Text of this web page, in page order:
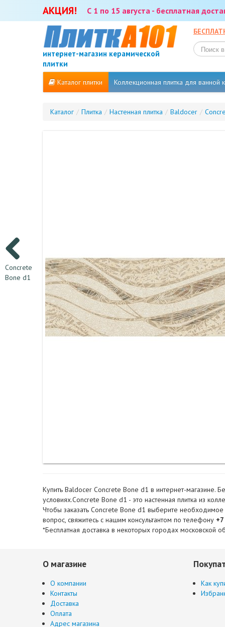
АКЦИЯ! С 1 по 15 августа - бесплатная
интернет-магазин керамической
плитки
Каталог плитки Коллекционная плитка для ванной
Каталог / Плитка / Настенная плитка / Baldocer /
Concrete
Bone d1
Купить Baldocer Concrete Bone d1 в интернет-магазине.
условиях.Concrete Bone d1 - это настенная плитка из
Чтобы заказать Concrete Bone d1 выберите необходимое
вопрос, свяжитесь с нашим консультантом по телефону
*Бесплатная доставка в некоторых городах московской
О магазине
О компании
Контакты
Доставка
Оплата
Адрес магазина
Как